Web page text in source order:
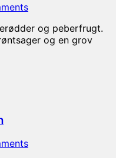
og peberfrugt.
og en grov